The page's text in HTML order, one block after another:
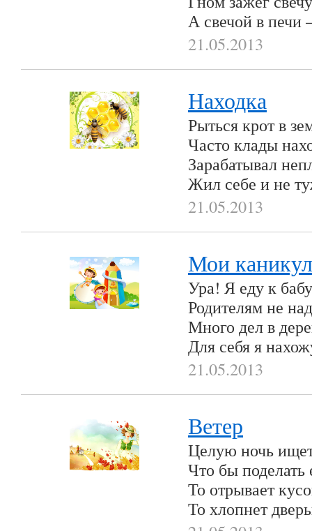
А свечой в печи
21.05.2013
Находка
Рыться крот в
Часто клады
Зарабатывал
Жил себе и не
21.05.2013
Мои
Ура! Я еду к
Родителям не
Много дел в
Для себя я
21.05.2013
Ветер
Целую ночь
Что бы
То отрывает
То хлопнет